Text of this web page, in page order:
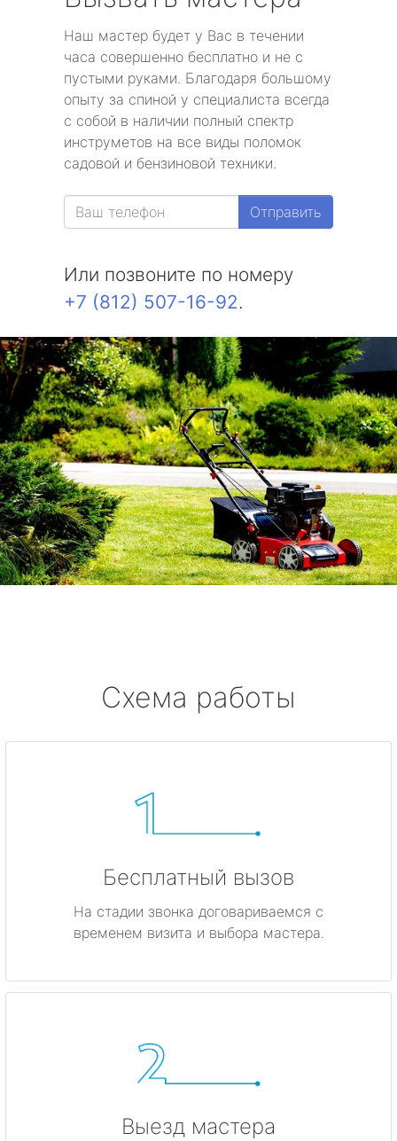
Наш мастер будет у Вас в течении
часа совершенно бесплатно и не с
пустыми руками. Благодаря большому
опыту за спиной у специалиста всегда
с собой в наличии полный спектр
инструметов на все виды поломок
садовой и бензиновой техники.
Отправить
Или позвоните по номеру
+7 (812) 507-16-92.
Схема работы
Бесплатный вызов
На стадии звонка договариваемся с
временем визита и выбора мастера.
Выезд мастера